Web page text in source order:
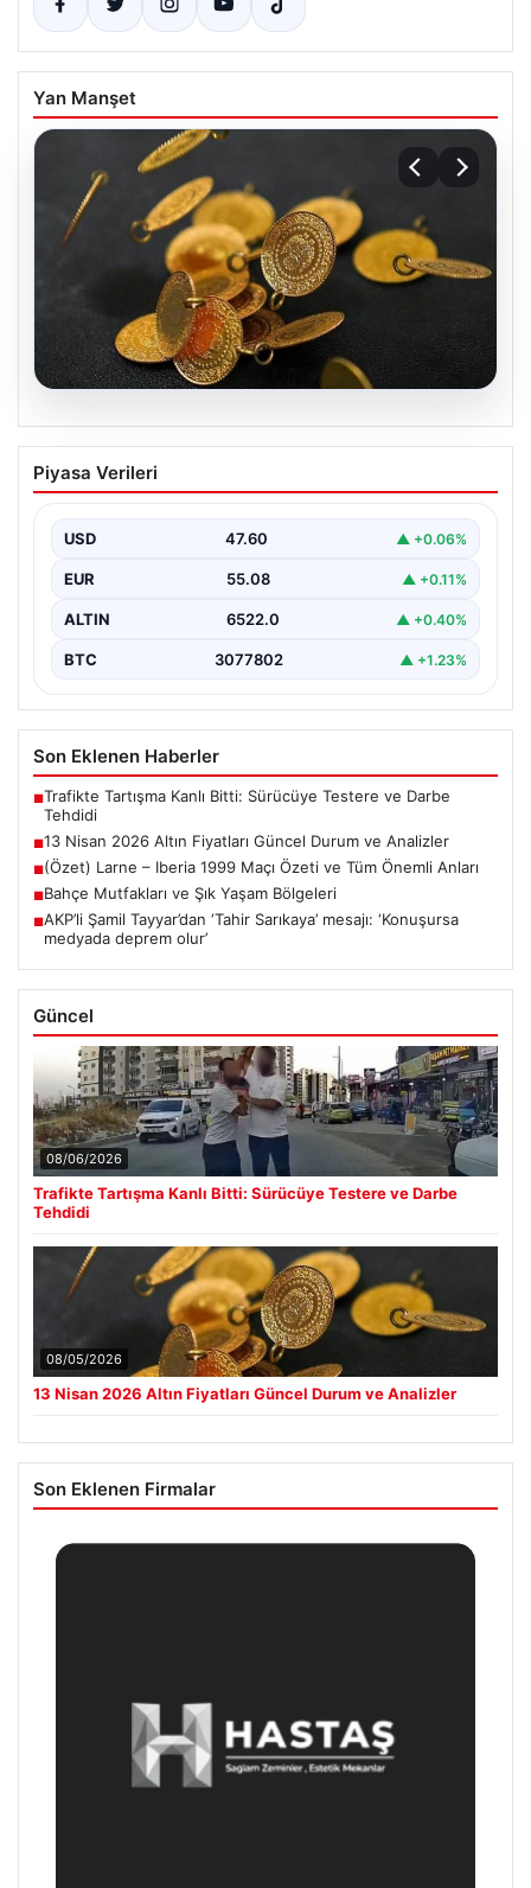
Yan Manşet
05.08.2026
13 Nisan 2026 Altın Fiyatları Güncel
Durum ve Analizler
uluslararası gelişmeler ve jeopolitical riskler nedeniyle
oldukça dalgalı…
Piyasa Verileri
USD 47.60 ▲ +0.06%
EUR 55.08 ▲ +0.11%
ALTIN 6522.0 ▲ +0.40%
BTC 3077802 ▲ +1.23%
Son Eklenen Haberler
■Trafikte Tartışma Kanlı Bitti: Sürücüye Testere ve Darbe
Tehdidi
■13 Nisan 2026 Altın Fiyatları Güncel Durum ve Analizler
■(Özet) Larne – Iberia 1999 Maçı Özeti ve Tüm Önemli Anları
■Bahçe Mutfakları ve Şık Yaşam Bölgeleri
■AKP’li Şamil Tayyar’dan ‘Tahir Sarıkaya’ mesajı: ‘Konuşursa
medyada deprem olur’
Güncel
08/06/2026
Trafikte Tartışma Kanlı Bitti: Sürücüye Testere ve Darbe
Tehdidi
08/05/2026
13 Nisan 2026 Altın Fiyatları Güncel Durum ve Analizler
Son Eklenen Firmalar